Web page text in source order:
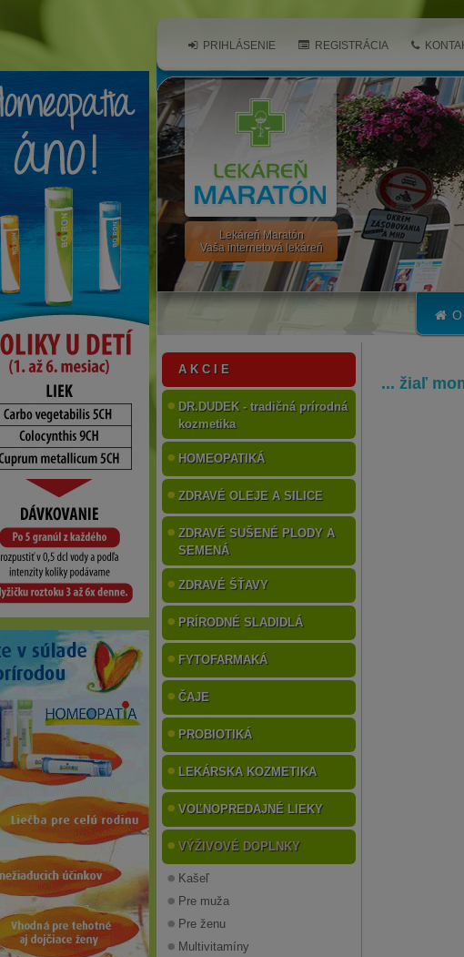
Lekáreň Maratón
Vaša internetová lekáreň
PRIHLÁSENIE REGISTRÁCIA
A K C I E
DR.DUDEK - tradičná prírodná
kozmetika
HOMEOPATIKÁ
ZDRAVÉ OLEJE A SILICE
ZDRAVÉ SUŠENÉ PLODY A
SEMENÁ
ZDRAVÉ ŠŤAVY
PRÍRODNÉ SLADIDLÁ
FYTOFARMAKÁ
ČAJE
PROBIOTIKÁ
LEKÁRSKA KOZMETIKA
VOĽNOPREDAJNÉ LIEKY
VÝŽIVOVÉ DOPLNKY
Kašeľ
Pre muža
Pre ženu
Multivitamíny
... žiaľ